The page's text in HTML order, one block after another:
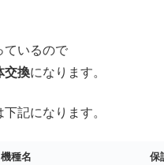
ているので
交換になります。
記になります。
機種名 保